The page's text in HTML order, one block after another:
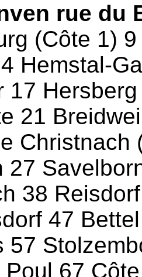
rue du
(Côte 1)
Hemstal-
17
21
Christnach
27
38
47
57
67